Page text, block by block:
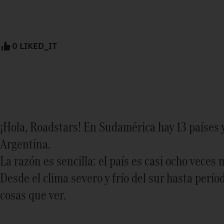
0 LIKED_IT
¡Hola, Roadstars! En Sudamérica hay 13
Argentina.
La razón es sencilla: el país es casi ocho
Desde el clima severo y frío del sur hasta
cosas que ver.